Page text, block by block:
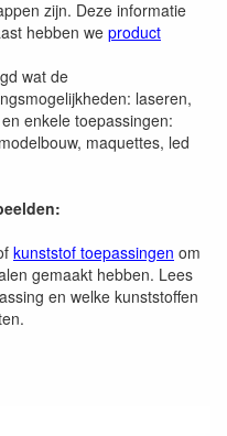
zijn. Deze informatie
hebben we product
wat de
laseren,
enkele toepassingen:
maquettes, led
kunststof toepassingen om
gemaakt hebben. Lees
en welke kunststoffen